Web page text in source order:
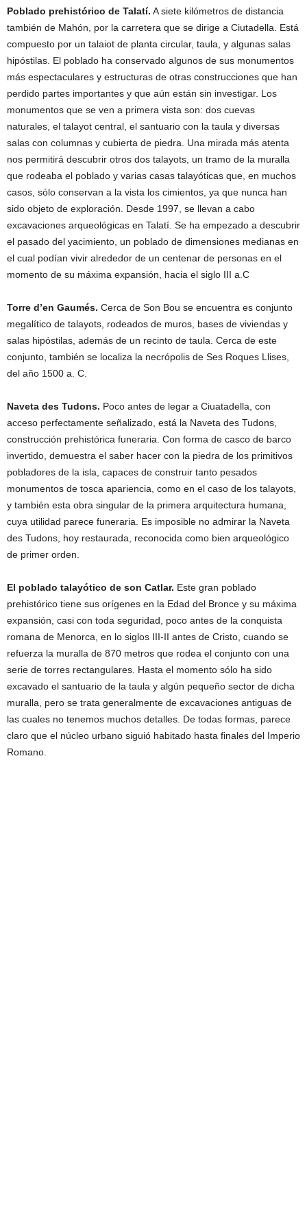
Poblado prehistórico de Talatí. A siete kilómetros de distancia
también de Mahón, por la carretera que se dirige a Ciutadella. Está
compuesto por un talaiot de planta circular, taula, y algunas salas
hipóstilas. El poblado ha conservado algunos de sus monumentos
más espectaculares y estructuras de otras construcciones que han
perdido partes importantes y que aún están sin investigar. Los
monumentos que se ven a primera vista son: dos cuevas
naturales, el talayot central, el santuario con la taula y diversas
salas con columnas y cubierta de piedra. Una mirada más atenta
nos permitirá descubrir otros dos talayots, un tramo de la muralla
que rodeaba el poblado y varias casas talayóticas que, en muchos
casos, sólo conservan a la vista los cimientos, ya que nunca han
sido objeto de exploración. Desde 1997, se llevan a cabo
excavaciones arqueológicas en Talatí. Se ha empezado a descubrir
el pasado del yacimiento, un poblado de dimensiones medianas en
el cual podían vivir alrededor de un centenar de personas en el
momento de su máxima expansión, hacia el siglo III a.C
Torre d’en Gaumés. Cerca de Son Bou se encuentra es conjunto
megalítico de talayots, rodeados de muros, bases de viviendas y
salas hipóstilas, además de un recinto de taula. Cerca de este
conjunto, también se localiza la necrópolis de Ses Roques Llises,
del año 1500 a. C.
Naveta des Tudons. Poco antes de legar a Ciuatadella, con
acceso perfectamente señalizado, está la Naveta des Tudons,
construcción prehistórica funeraria. Con forma de casco de barco
invertido, demuestra el saber hacer con la piedra de los primitivos
pobladores de la isla, capaces de construir tanto pesados
monumentos de tosca apariencia, como en el caso de los talayots,
y también esta obra singular de la primera arquitectura humana,
cuya utilidad parece funeraria. Es imposible no admirar la Naveta
des Tudons, hoy restaurada, reconocida como bien arqueológico
de primer orden.
El poblado talayótico de son Catlar. Este gran poblado
prehistórico tiene sus orígenes en la Edad del Bronce y su máxima
expansión, casi con toda seguridad, poco antes de la conquista
romana de Menorca, en lo siglos III-II antes de Cristo, cuando se
refuerza la muralla de 870 metros que rodea el conjunto con una
serie de torres rectangulares. Hasta el momento sólo ha sido
excavado el santuario de la taula y algún pequeño sector de dicha
muralla, pero se trata generalmente de excavaciones antiguas de
las cuales no tenemos muchos detalles. De todas formas, parece
claro que el núcleo urbano siguió habitado hasta finales del Imperio
Romano.